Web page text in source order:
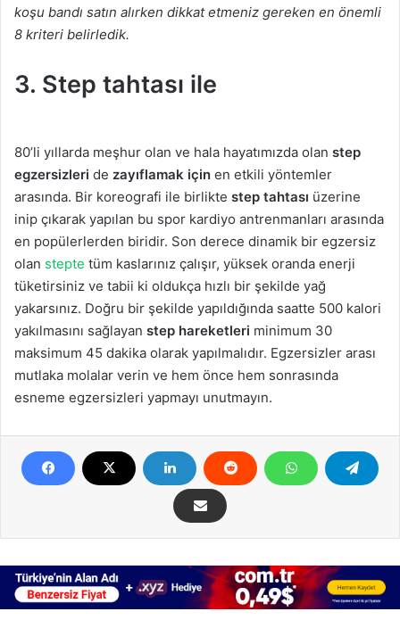
koşu bandı satın alırken dikkat etmeniz gereken en önemli
8 kriteri belirledik.
3. Step tahtası ile
80’li yıllarda meşhur olan ve hala hayatımızda olan step
egzersizleri de zayıflamak için en etkili yöntemler
arasında. Bir koreografi ile birlikte step tahtası üzerine
inip çıkarak yapılan bu spor kardiyo antrenmanları arasında
en popülerlerden biridir. Son derece dinamik bir egzersiz
olan stepte tüm kaslarınız çalışır, yüksek oranda enerji
tüketirsiniz ve tabii ki oldukça hızlı bir şekilde yağ
yakarsınız. Doğru bir şekilde yapıldığında saatte 500 kalori
yakılmasını sağlayan step hareketleri minimum 30
maksimum 45 dakika olarak yapılmalıdır. Egzersizler arası
mutlaka molalar verin ve hem önce hem sonrasında
esneme egzersizleri yapmayı unutmayın.